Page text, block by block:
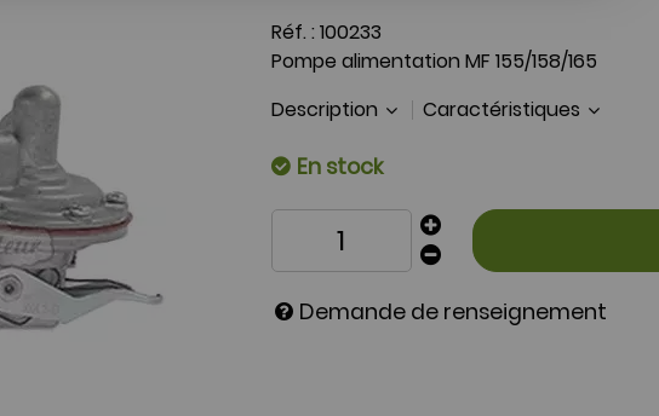
Réf. : 100233
Pompe alimentation MF 155/158/165
Description
Caractéristiques
En stock
Demande de renseignement